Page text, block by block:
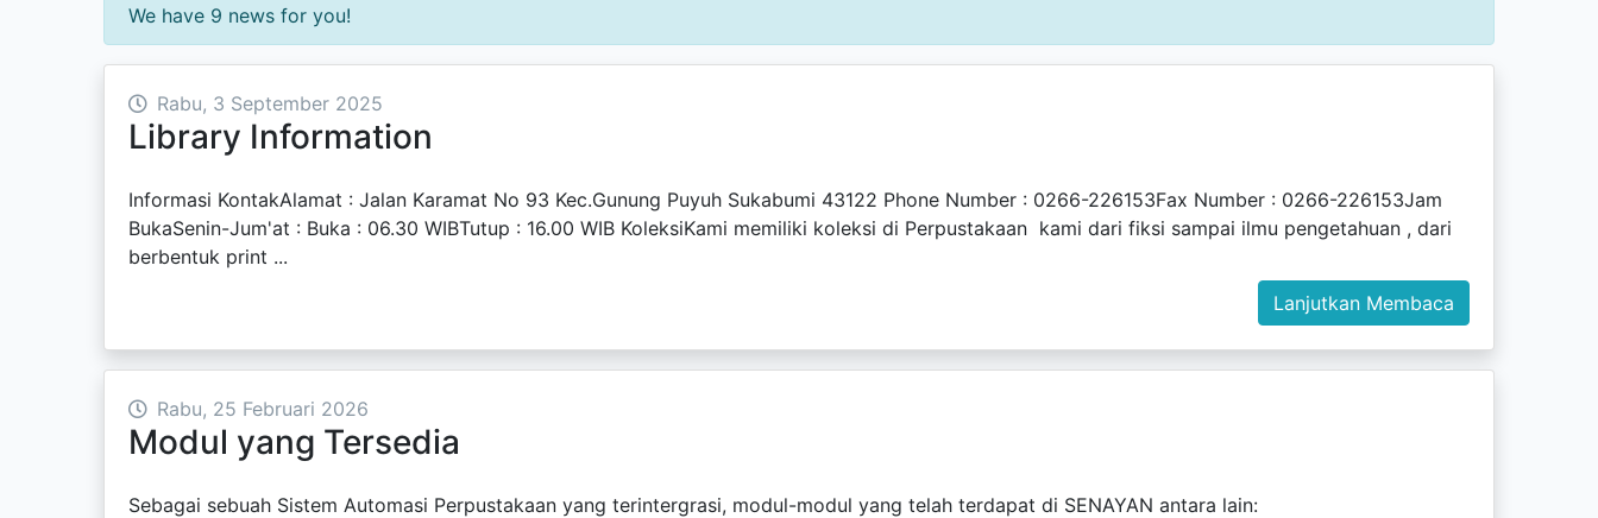
We have 9 news for you!
Rabu, 3 September 2025
Library Information
Informasi KontakAlamat : Jalan Karamat No 93 Kec.Gunung Puyuh Sukabumi 43122 Phone Number : 0266-226153Fax Number : 0266-226153Jam
BukaSenin-Jum'at : Buka : 06.30 WIBTutup : 16.00 WIB KoleksiKami memiliki koleksi di Perpustakaan kami dari fiksi sampai ilmu pengetahuan , dari
berbentuk print ...
Lanjutkan Membaca
Rabu, 25 Februari 2026
Modul yang Tersedia
Sebagai sebuah Sistem Automasi Perpustakaan yang terintergrasi, modul-modul yang telah terdapat di SENAYAN antara lain: